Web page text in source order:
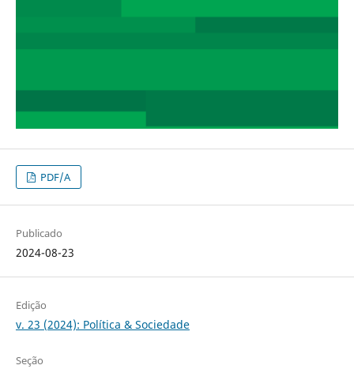
PDF/A
Publicado
2024-08-23
Edição
v. 23 (2024): Política & Sociedade
Seção